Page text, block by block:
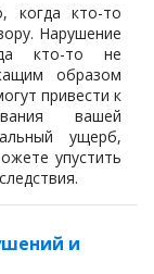
когда кто-то
Нарушение
кто-то не
образом
привести к
вашей
ущерб,
упустить
и